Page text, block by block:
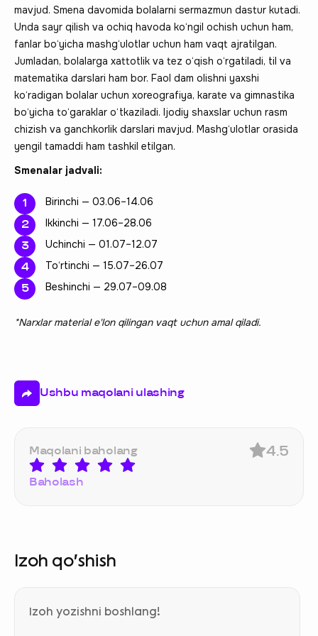
mavjud. Smena davomida bolalarni sermazmun dastur kutadi.
Unda sayr qilish va ochiq havoda ko‘ngil ochish uchun ham,
fanlar bo‘yicha mashg‘ulotlar uchun ham vaqt ajratilgan.
Jumladan, bolalarga xattotlik va tez o‘qish o‘rgatiladi, til va
matematika darslari ham bor. Faol dam olishni yaxshi
ko‘radigan bolalar uchun xoreografiya, karate va gimnastika
bo‘yicha to‘garaklar o‘tkaziladi. Ijodiy shaxslar uchun rasm
chizish va ganchkorlik darslari mavjud. Mashg‘ulotlar orasida
yengil tamaddi ham tashkil etilgan.
Smenalar jadvali:
Birinchi — 03.06–14.06
Ikkinchi — 17.06–28.06
Uchinchi — 01.07–12.07
To‘rtinchi — 15.07–26.07
Beshinchi — 29.07–09.08
*Narxlar material e'lon qilingan vaqt uchun amal qiladi.
Ushbu maqolani ulashing
Maqolani baholang
Baholash
4.5
Izoh qo‘shish